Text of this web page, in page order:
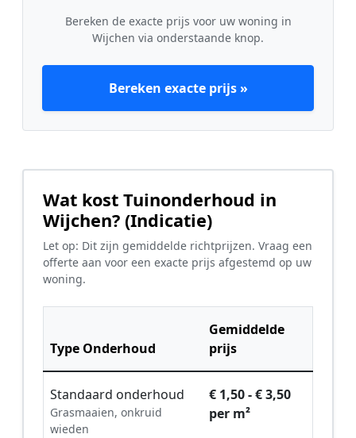
Bereken de exacte prijs voor uw woning in
Wijchen via onderstaande knop.
Bereken exacte prijs »
Wat kost Tuinonderhoud in
Wijchen? (Indicatie)
Let op: Dit zijn gemiddelde richtprijzen. Vraag een
offerte aan voor een exacte prijs afgestemd op uw
woning.
Type Onderhoud
Gemiddelde
prijs
Standaard onderhoud
Grasmaaien, onkruid
wieden
€ 1,50 - € 3,50
per m²